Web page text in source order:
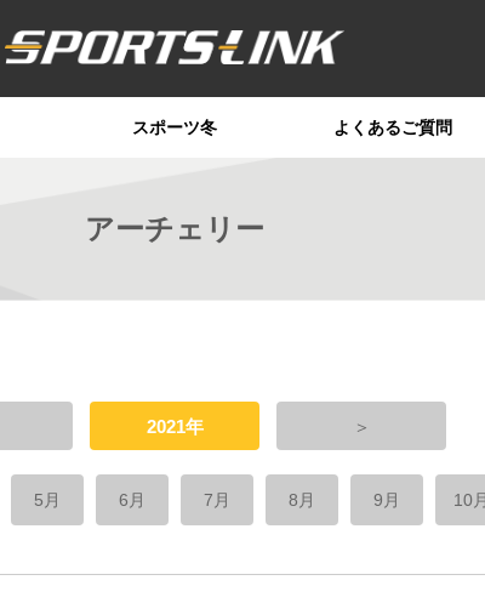
スポーツ冬 よくあるご質問
アーチェリー
2021年 ＞
5月 6月 7月 8月 9月 10月